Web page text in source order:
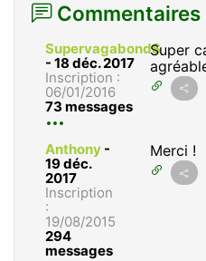
Commentaires
SupervagabondS
- 18 déc. 2017
Inscription :
06/01/2016
73 messages
Super
Anthony -
19 déc.
2017
Inscription
:
19/08/2015
294
messages
Merci !